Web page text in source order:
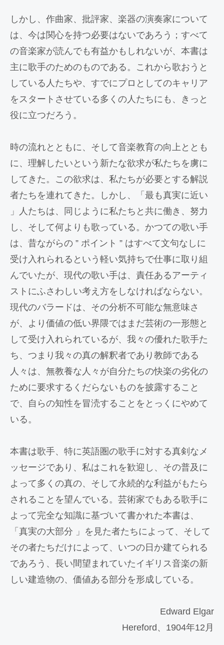
しかし、作曲家、批評家、楽器の演奏家について
は、今は関心を持つ必要はないであろう；すべて
の音楽家が読んでも有益かもしれないが、本書は
主に歌手のためのものである。これから歌おうと
している人たちや、すでにプロとしてのキャリア
をスタートさせている多くの人たちにも、きっと
役に立つだろう。
時の流れとともに、そして音楽教育の向上ととも
に、理解したいという新たな欲求が私たちを虜に
してきた。この欲求は、私たちが必要とする解説
者たちを連れてきた。しかし、「最も真実に近い
」人たちは、同じように私たちと共に働き、努力
し、そして何よりも歌っている。かつての歌い手
は、昔ながらの ” ポイント ” はすべて文句なしに
受け入れられるという軽い気持ちで仕事に取り組
んでいたが、現代の歌い手は、責任あるアーティ
ストにふさわしい考え方をしなければならない。
現代のバラードは、その分析不可能な無意味さ
が、より価値の低い界隈ではまだ芸術の一形態と
して受け入れられているが、我々の優れた歌手た
ち、つまり我々の真の解釈者であり教師である
人々は、無教養な人々が自分たちの快楽の劣化の
ために要求するくだらないものを披露すること
で、自らの知性を冒涜することをとっくにやめて
いる。
本書は歌手、特に英語圏の歌手に対する真剣なメ
ッセージであり、私はこれを歓迎し、その普及に
よって多くの真の、そして永続的な利益がもたら
されることを望んでいる。芸術家でもある歌手に
よって完全な知識に基づいて書かれた本書は、
「真実の大部分 」を見た者たちによって、そして
その者たちだけによって、いつの日か建てられる
であろう、長い間望まれていたイギリス音楽の新
しい建造物の、価値ある部分を形成している。
Edward Elgar
Hereford、1904年12月